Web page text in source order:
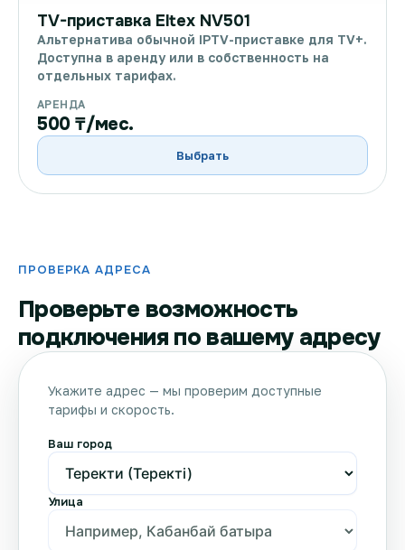
TV-приставка Eltex NV501
Альтернатива обычной IPTV-приставке для TV+.
Доступна в аренду или в собственность на
отдельных тарифах.
АРЕНДА
500 ₸/мес.
Выбрать
ПРОВЕРКА АДРЕСА
Проверьте возможность
подключения по вашему адресу
Укажите адрес — мы проверим доступные
тарифы и скорость.
Ваш город
Улица